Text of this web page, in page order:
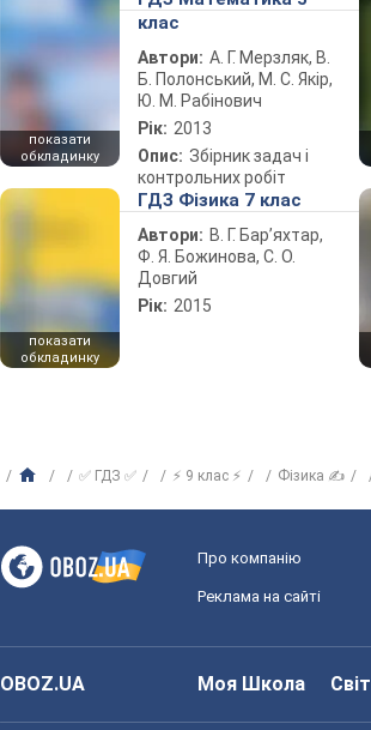
показати
обкладинку
клас
Автори: А. Г. Мерзляк, В.
Б. Полонський, М. С. Якір,
Ю. М. Рабінович
Рік: 2013
Опис: Збірник задач і
контрольних робіт
показати
обкладинку
ГДЗ Фізика 7 клас
Автори: В. Г. Бар’яхтар,
Ф. Я. Божинова, С. О.
Довгий
Рік: 2015
✅ ГДЗ ✅ ⚡ 9 клас ⚡ Фізика ✍
Про компанію
Реклама на сайті
OBOZ.UA Моя Школа Світ